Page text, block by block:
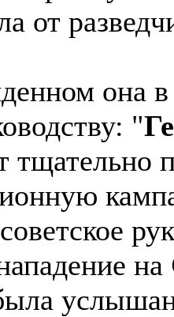
от
она
"
тщательно
на